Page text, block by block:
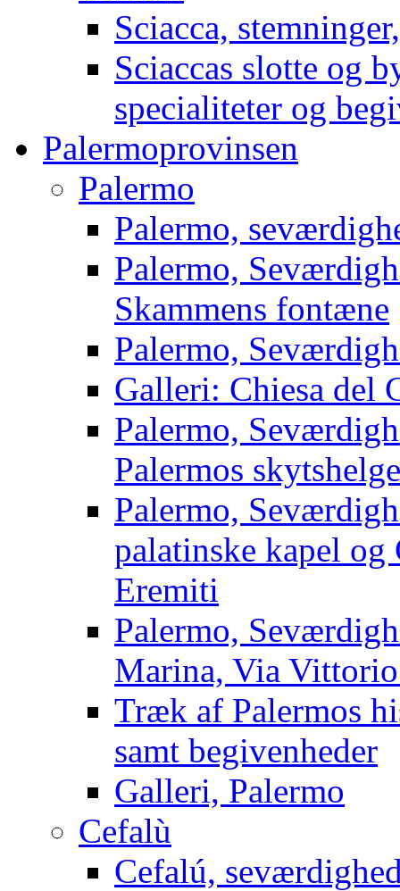
Sciacca,
Sciaccas slotte og
specialiteter og
Palermoprovinsen
Palermo
Palermo,
Palermo,
Skammens fontæne
Palermo,
Galleri: Chiesa del
Palermo,
Palermos
Palermo,
palatinske kapel
Eremiti
Palermo,
Marina, Via
Træk af Palermos
samt begivenheder
Galleri, Palermo
Cefalù
Cefalú,